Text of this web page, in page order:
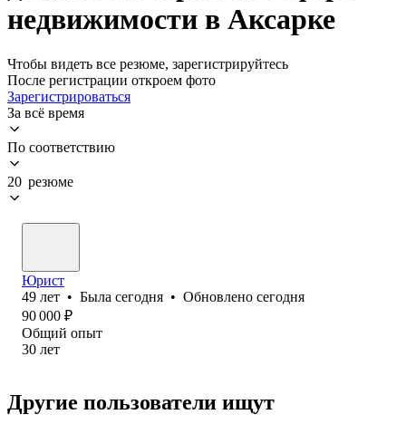
недвижимости в Аксарке
Чтобы видеть все резюме, зарегистрируйтесь
После регистрации откроем фото
Зарегистрироваться
За всё время
По соответствию
20 резюме
Юрист
49 лет • Была сегодня • Обновлено сегодня
90 000 ₽
Общий опыт
30 лет
Другие пользователи ищут